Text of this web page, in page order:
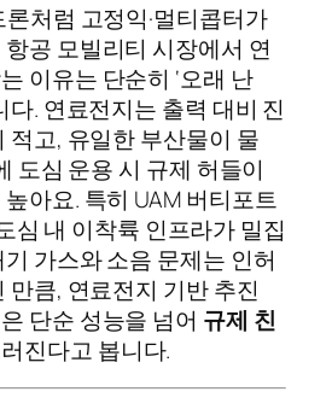
처럼 고정익·멀티콥터가
공 모빌리티 시장에서 연
이유는 단순히 ‘오래 난
다. 연료전지는 출력 대비 진
적고, 유일한 부산물이 물
도심 운용 시 규제 허들이
아요. 특히 UAM 버티포트
심 내 이착륙 인프라가 밀집
가스와 소음 문제는 인허
만큼, 연료전지 기반 추진
단순 성능을 넘어 규제 친
진다고 봅니다.